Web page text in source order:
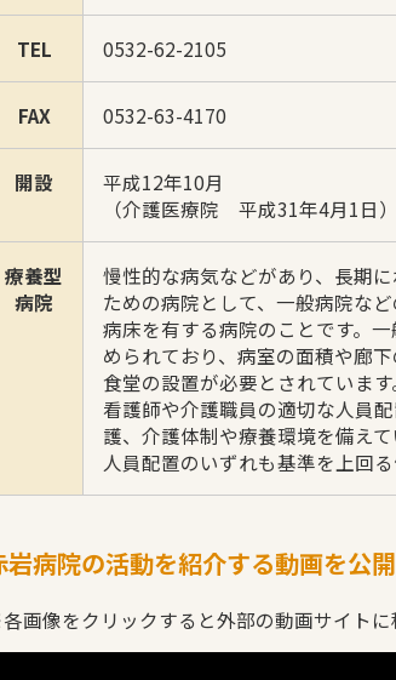
TEL 0532-62-2105
FAX 0532-63-4170
開設
平成12年10月
（介護医療院 平成31年4月1日）
療養型
病院
慢性的な病気などがあり、長期
ための病院として、一般病院な
病床を有する病院のことです。
められており、病室の面積や廊
食堂の設置が必要とされています
看護師や介護職員の適切な人員
護、介護体制や療養環境を備え
人員配置のいずれも基準を上回
岩病院の活動を紹介する動画を公
画像をクリックすると外部の動画サイトに